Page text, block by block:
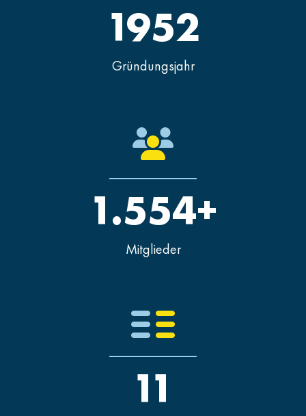
Gründungsjahr
1952
Mitglieder
1.554+
11